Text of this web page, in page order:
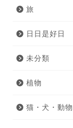
旅
日日是好日
未分類
植物
猫・犬・動物